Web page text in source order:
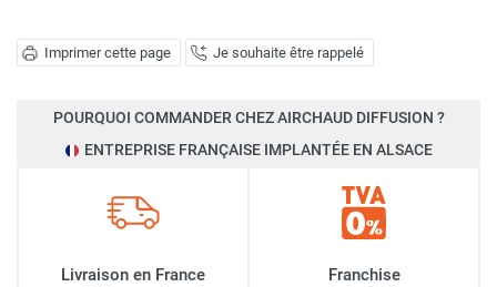
Imprimer cette page Je souhaite être rappelé
POURQUOI COMMANDER CHEZ AIRCHAUD DIFFUSION ?
ENTREPRISE FRANÇAISE IMPLANTÉE EN ALSACE
Livraison en France
Franchise